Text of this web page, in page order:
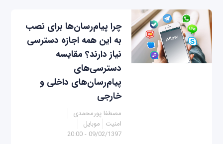
چرا پیام‌رسان‌ها برای نصب
به این همه اجازه دسترسی
نیاز دارند؟ مقایسه
دسترسی‌های
پیام‌رسان‌های داخلی و
خارجی
مصطفا پورمحمدی
امنیت
موبایل
09/02/1397 - 20:00